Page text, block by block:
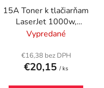
15A Toner k tlačiarňam
LaserJet 1000w,
1005w, 1200,
TECHNOLOGY čierny,
2,5k
Vypredané
€16,38 bez DPH
€20,15 / ks